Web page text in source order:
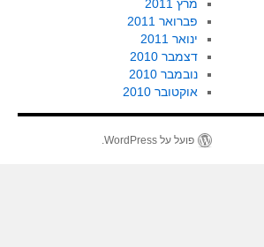
מרץ 2011
פברואר 2011
ינואר 2011
דצמבר 2010
נובמבר 2010
אוקטובר 2010
פועל על WordPress.